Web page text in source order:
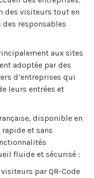
des visiteurs tout en
responsables
aux sites
adoptée par des
d’entreprises qui
leurs entrées et
disponible en
et sans
fluide et sécurisé :
par QR-Code